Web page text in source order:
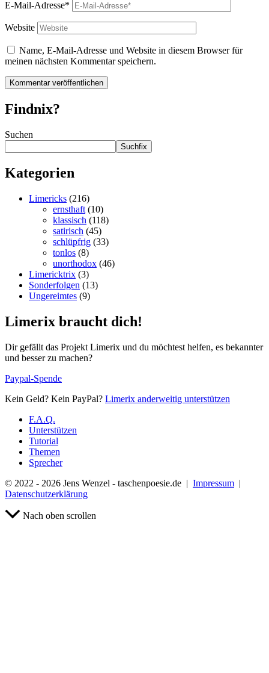
E-Mail-Adresse*
Website
Name, E-Mail-Adresse und Website in diesem Browser für
meinen nächsten Kommentar speichern.
Findnix?
Suchen
Suchfix
Kategorien
Limericks (216)
ernsthaft (10)
klassisch (118)
satirisch (45)
schlüpfrig (33)
tonlos (8)
unorthodox (46)
Limericktrix (3)
Sonderfolgen (13)
Ungereimtes (9)
Limerix braucht dich!
Dir gefällt das Projekt Limerix und du möchtest helfen, es bekannter
und besser zu machen?
Paypal-Spende
Kein Geld? Kein PayPal? Limerix anderweitig unterstützen
F.A.Q.
Unterstützen
Tutorial
Themen
Sprecher
© 2022 - 2026 Jens Wenzel - taschenpoesie.de | Impressum |
Datenschutzerklärung
Nach oben scrollen